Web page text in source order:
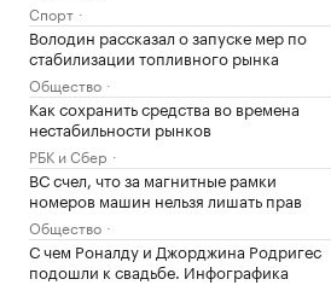
Спорт
Володин рассказал о запуске мер по
стабилизации топливного рынка
Общество
Как сохранить средства во времена
нестабильности рынков
РБК и Сбер
ВС счел, что за магнитные рамки
номеров машин нельзя лишать прав
Общество
С чем Роналду и Джорджина Родригес
подошли к свадьбе. Инфографика